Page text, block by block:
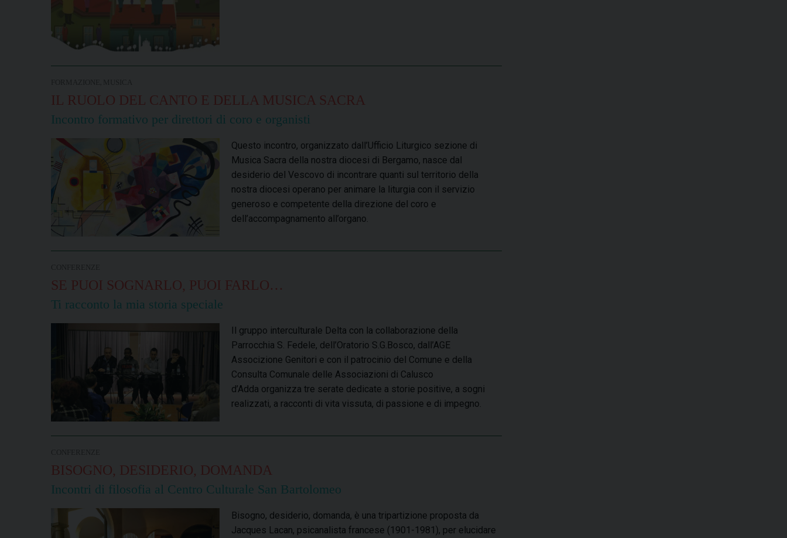
IL RUOLO DEL CANTO E DELLA MUSICA SACRA
Incontro formativo per direttori di coro e organisti
Questo incontro, organizzato dall’Ufficio Liturgico sezione di
Musica Sacra della nostra diocesi di Bergamo, nasce dal
desiderio del Vescovo di incontrare quanti sul territorio della
nostra diocesi operano per animare la liturgia con il servizio
generoso e competente della direzione del coro e
dell’accompagnamento all’organo.
SE PUOI SOGNARLO, PUOI FARLO…
Ti racconto la mia storia speciale
Il gruppo interculturale Delta con la collaborazione della
Parrocchia S. Fedele, dell’Oratorio S.G.Bosco, dall’AGE
Associzione Genitori e con il patrocinio del Comune e della
Consulta Comunale delle Associazioni di Calusco
d’Adda organizza tre serate dedicate a storie positive, a sogni
realizzati, a racconti di vita vissuta, di passione e di impegno.
BISOGNO, DESIDERIO, DOMANDA
Incontri di filosofia al Centro Culturale San Bartolomeo
Bisogno, desiderio, domanda, è una tripartizione proposta da
Jacques Lacan, psicanalista francese (1901-1981), per elucidare